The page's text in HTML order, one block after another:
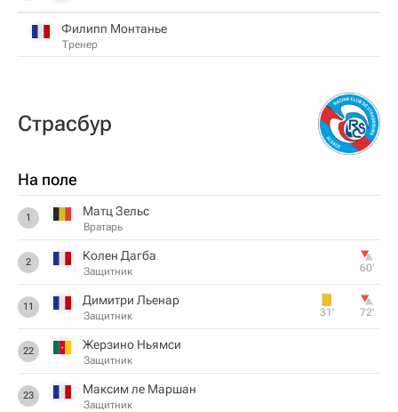
Филипп Монтанье
Тренер
Страсбур
На поле
1 Матц Зельс
Вратарь
2 Колен Дагба
Защитник 60‎’‎
11 Димитри Льенар
Защитник 31‎’‎ 72‎’‎
22 Жерзино Ньямси
Защитник
23 Максим ле Маршан
Защитник